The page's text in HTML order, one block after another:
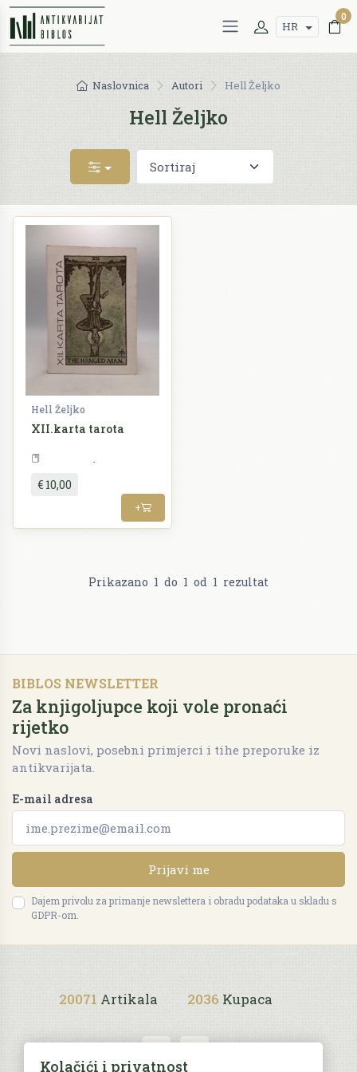
HR
0
Naslovnica Autori Hell Željko
Hell Željko
Hell Željko
XII.karta tarota
€ 10,00
+
Prikazano 1 do 1 od 1 rezultat
BIBLOS NEWSLETTER
Za knjigoljupce koji vole pronaći
rijetko
Novi naslovi, posebni primjerci i tihe preporuke iz
antikvarijata.
E-mail adresa
Prijavi me
Dajem privolu za primanje newslettera i obradu podataka u skladu s
GDPR-om.
20071 Artikala 2036 Kupaca
Kolačići i privatnost